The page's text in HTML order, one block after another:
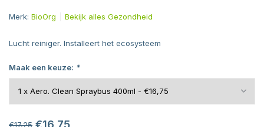
Merk: BioOrg Bekijk alles Gezondheid
Lucht reiniger. Installeert het ecosysteem
Maak een keuze: *
€17,25 €16,75